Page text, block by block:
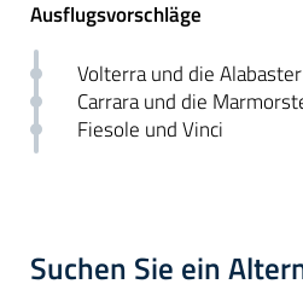
Ausflugsvorschläge
Volterra und die
Carrara und die
Fiesole und Vinci
Suchen Sie ein